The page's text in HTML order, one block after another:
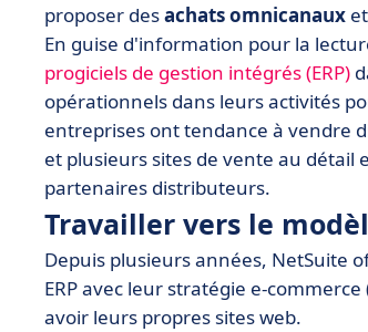
proposer desachats omnicanaux
En guise d'information pour la
progiciels de gestion intégrés (ERP)
opérationnels dans leurs activités
entreprises ont tendance à vendre
et plusieurs sites de vente au
partenaires distributeurs.
Travailler vers le
Depuis plusieurs années, NetSuite
ERP avec leur stratégie e-
avoir leurs propres sites web.